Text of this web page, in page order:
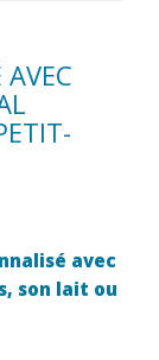
avec
son lait ou